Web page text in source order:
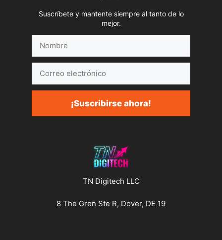
Suscríbete y mantente siempre al tanto de lo
mejor.
electrónico
¡Suscribirse ahora!
TN Digitech LLC
8 The Gren Ste R, Dover, DE 19